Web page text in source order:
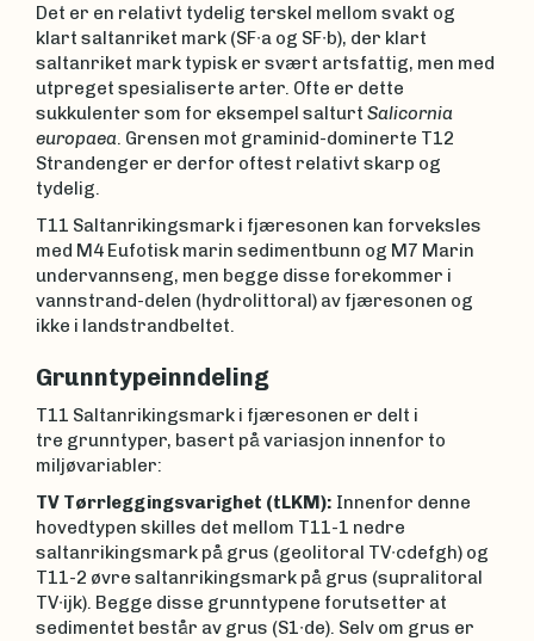
Det er en relativt tydelig terskel mellom svakt og
klart saltanriket mark (SF∙a og SF∙b), der klart
saltanriket mark typisk er svært artsfattig, men med
utpreget spesialiserte arter. Ofte er dette
sukkulenter som for eksempel salturt Salicornia
europaea . Grensen mot graminid-dominerte T12
Strandenger er derfor oftest relativt skarp og
tydelig.
T11 Saltanrikingsmark i fjæresonen kan forveksles
med M4 Eufotisk marin sedimentbunn og M7 Marin
undervannseng, men begge disse forekommer i
vannstrand-delen (hydrolittoral) av fjæresonen og
ikke i landstrandbeltet.
Grunntypeinndeling
T11 Saltanrikingsmark i fjæresonen er delt i
tre grunntyper, basert på variasjon innenfor to
miljøvariabler:
TV Tørrleggingsvarighet (tLKM): Innenfor denne
hovedtypen skilles det mellom T11-1 nedre
saltanrikingsmark på grus (geolitoral TV∙cdefgh) og
T11-2 øvre saltanrikingsmark på grus (supralitoral
TV∙ijk). Begge disse grunntypene forutsetter at
sedimentet består av grus (S1∙de). Selv om grus er